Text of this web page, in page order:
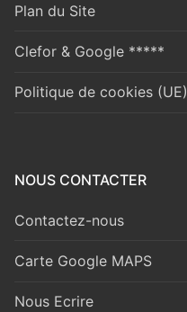
Plan du Site
Clefor & Google *****
Politique de cookies (UE)
NOUS CONTACTER
Contactez-nous
Carte Google MAPS
Nous Ecrire